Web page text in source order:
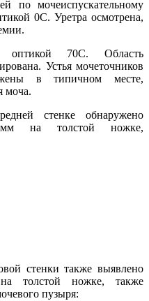
по мочеиспускательному
0С. Уретра осмотрена,
оптикой 70С. Область
Устья мочеточников
в типичном месте,
моча.
стенке обнаружено
мм на толстой ножке,
стенки также выявлено
толстой ножке, также
пузыря: